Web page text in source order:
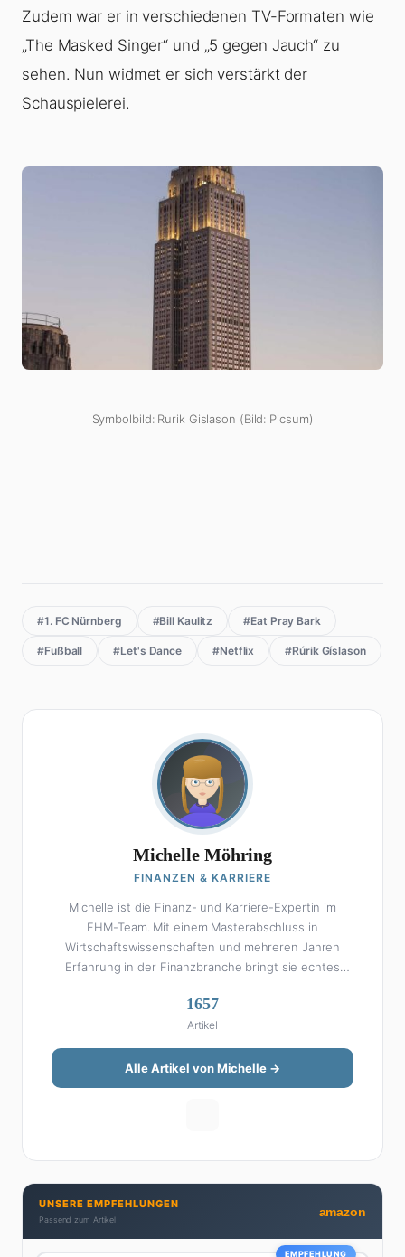
Zudem war er in verschiedenen TV-Formaten wie
„The Masked Singer“ und „5 gegen Jauch“ zu
sehen. Nun widmet er sich verstärkt der
Schauspielerei.
Symbolbild: Rurik Gislason (Bild: Picsum)
#1. FC Nürnberg #Bill Kaulitz #Eat Pray Bark
#Fußball #Let's Dance #Netflix #Rúrik Gíslason
Michelle Möhring
FINANZEN & KARRIERE
Michelle ist die Finanz- und Karriere-Expertin im
FHM-Team. Mit einem Masterabschluss in
Wirtschaftswissenschaften und mehreren Jahren
Erfahrung in der Finanzbranche bringt sie echtes
Michelle klingt Altersvorsorge nicht wie eine
Steuererklärung. Ihre Stärke liegt darin, komplexe
Finanzthemen so aufzubereiten, dass sie jeder
versteht – ohne Fachchinesisch, dafür mit konkreten
Tipps zum Umsetzen. Von ETF-Strategien über
Privatleben unter einen Hut bekommt. Privat ist sie
bekennende Kaffee-Süchtige (3+ Tassen am Tag,
Minimum), Podcast-Hörerin und verbringt ihre
Wochenenden am liebsten in der Natur oder auf dem
1657
Artikel
Alle Artikel von Michelle →
UNSERE EMPFEHLUNGEN
Passend zum Artikel
amazon
EMPFEHLUNG